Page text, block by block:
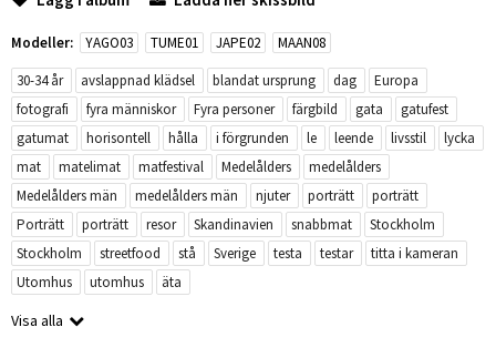
Modeller: YAGO03 TUME01 JAPE02
MAAN08
30-34 år
avslappnad klädsel blandat ursprung dag
Europa
fotografi
fyra människor Fyra personer färgbild gata
gatufest
gatumat
horisontell hålla i förgrunden le leende livsstil
lycka
mat
matelimat matfestival Medelålders
medelålders
Medelålders män
medelålders män njuter porträtt
porträtt
Porträtt
porträtt resor Skandinavien snabbmat
Stockholm
Stockholm
streetfood stå Sverige testa testar
titta i kameran
Utomhus
utomhus äta
Visa alla